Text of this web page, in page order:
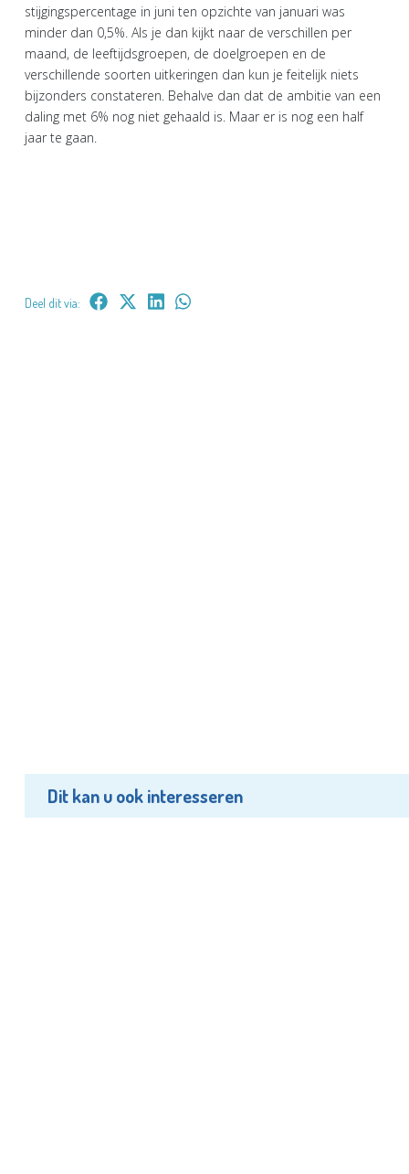
stijgingspercentage in juni ten opzichte van januari was
minder dan 0,5%. Als je dan kijkt naar de verschillen per
maand, de leeftijdsgroepen, de doelgroepen en de
verschillende soorten uitkeringen dan kun je feitelijk niets
bijzonders constateren. Behalve dan dat de ambitie van een
daling met 6% nog niet gehaald is. Maar er is nog een half
jaar te gaan.
Deel dit via:
Dit kan u ook interesseren